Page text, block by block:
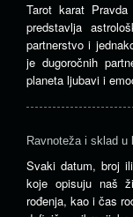
Tarot karat
predstavlja
partnerstvo i
je dugoročnih
planeta ljubavi i
Ravnoteža i sklad u
Svaki datum, broj
koje opisuju naš
rođenja, kao i čas